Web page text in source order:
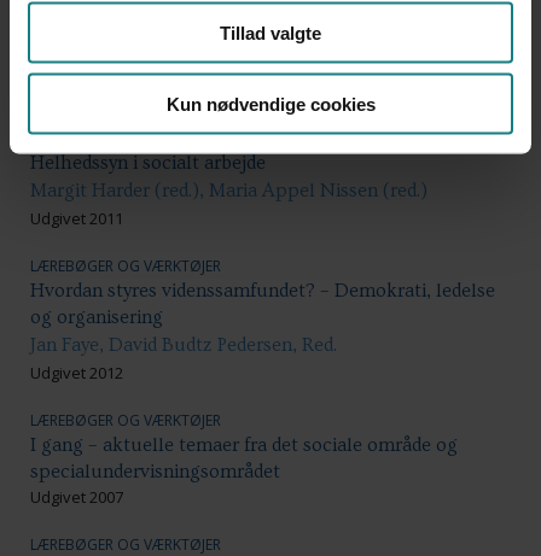
Tillad valgte
Kun nødvendige cookies
Handicapforståelser
Inge Storgaard Bonfils, Birgit Kirkebæk, Leif Olsen,
Susan Tetler
LÆREBØGER OG VÆRKTØJER
Helhedssyn i socialt arbejde
Margit Harder (red.), Maria Appel Nissen (red.)
Udgivet 2011
LÆREBØGER OG VÆRKTØJER
Hvordan styres videnssamfundet? – Demokrati, ledelse
og organisering
Jan Faye, David Budtz Pedersen, Red.
Udgivet 2012
LÆREBØGER OG VÆRKTØJER
I gang – aktuelle temaer fra det sociale område og
specialundervisningsområdet
Udgivet 2007
LÆREBØGER OG VÆRKTØJER